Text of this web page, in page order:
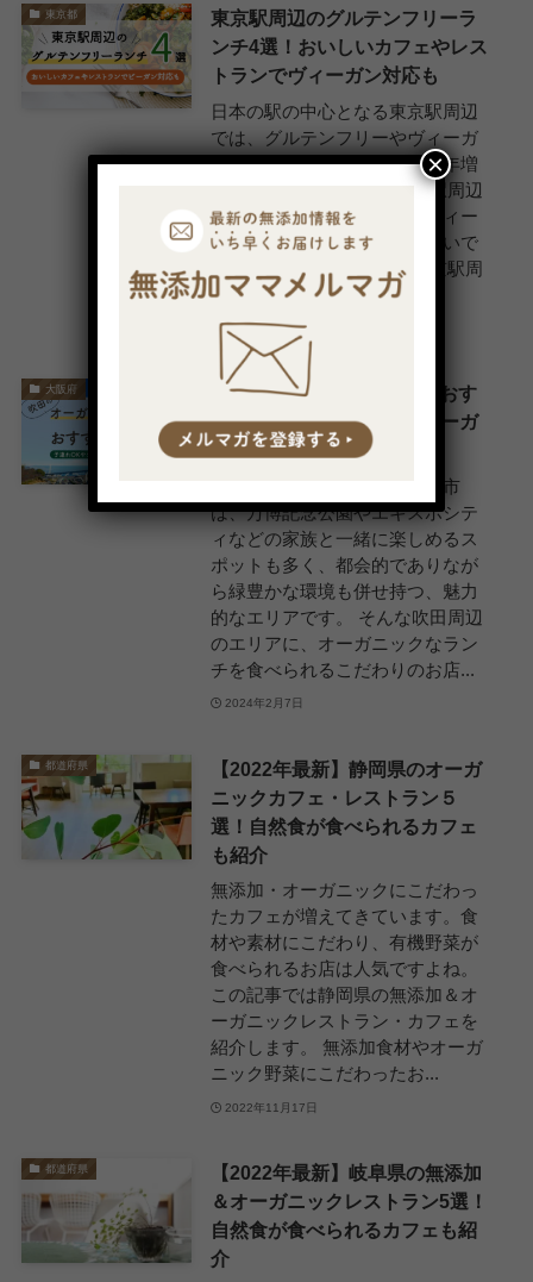
東京都
東京駅周辺のグルテンフリーラ
ンチ4選！おいしいカフェやレス
トランでヴィーガン対応も
日本の駅の中心となる東京駅周辺
では、グルテンフリーやヴィーガ
ンの食事を提供する店舗が近年増
加しています。 便利な東京駅周辺
でグルテンフリーランチやヴィー
ガンランチができるのは嬉しいで
すよね！ この記事では、東京駅周
辺で食べられるグルテンフ...
2024年5月6日
大阪府
吹田のオーガニックランチおす
すめ8選！子連れOKやヴィーガ
ン・マクロビ対応も
大阪府の北部に位置する吹田市
は、万博記念公園やエキスポシテ
ィなどの家族と一緒に楽しめるス
ポットも多く、都会的でありなが
ら緑豊かな環境も併せ持つ、魅力
的なエリアです。 そんな吹田周辺
のエリアに、オーガニックなラン
チを食べられるこだわりのお店...
2024年2月7日
都道府県
【2022年最新】静岡県のオーガ
ニックカフェ・レストラン５
選！自然食が食べられるカフェ
も紹介
無添加・オーガニックにこだわっ
たカフェが増えてきています。食
材や素材にこだわり、有機野菜が
食べられるお店は人気ですよね。
この記事では静岡県の無添加＆オ
ーガニックレストラン・カフェを
紹介します。 無添加食材やオーガ
ニック野菜にこだわったお...
2022年11月17日
都道府県
【2022年最新】岐阜県の無添加
＆オーガニックレストラン5選！
自然食が食べられるカフェも紹
介
×